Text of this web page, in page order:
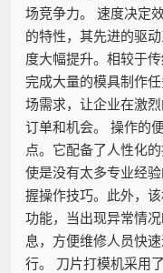
场竞争力。 速度决定
的特性，其先进的驱
度大幅提升。相较于
完成大量的模具制作
场需求，让企业在激
订单和机会。 操作的
点。它配备了人性化
使是没有太多专业经
握操作技巧。此外，
功能，当出现异常情
息，方便维修人员快
行。 刀片打模机采用